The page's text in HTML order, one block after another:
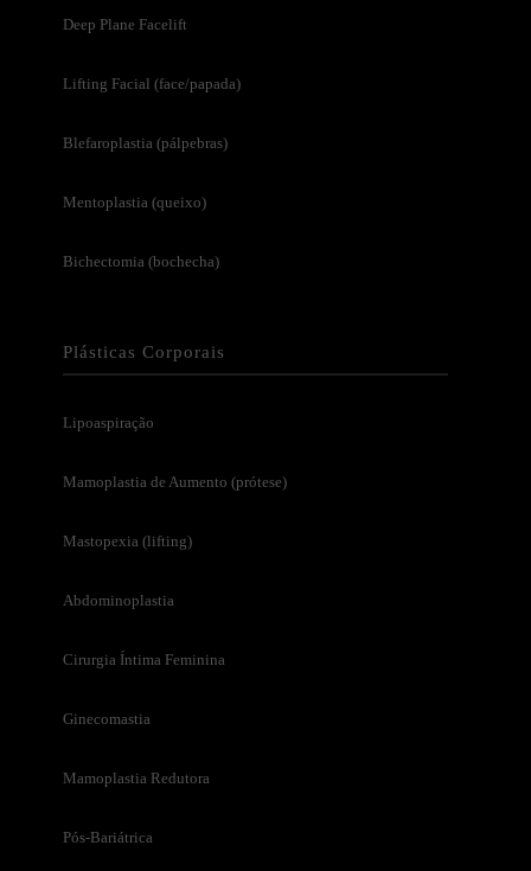
Deep Plane Facelift
Lifting Facial (face/papada)
Blefaroplastia (pálpebras)
Mentoplastia (queixo)
Bichectomia (bochecha)
Plásticas Corporais
Lipoaspiração
Mamoplastia de Aumento (prótese)
Mastopexia (lifting)
Abdominoplastia
Cirurgia Íntima Feminina
Ginecomastia
Mamoplastia Redutora
Pós-Bariátrica